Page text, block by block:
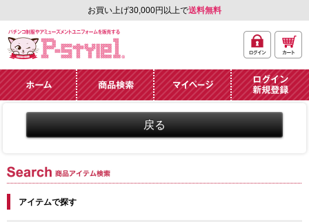
お買い上げ30,000円以上で送料無料
ーズメントユニフォー
ム通販「P-style 1」.
イン
ト
商品アイテム検索
アイテムで探す